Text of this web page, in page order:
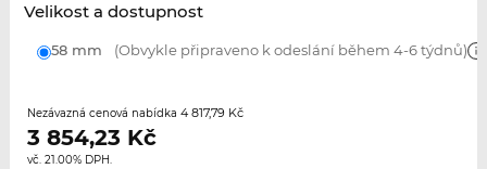
Velikost a dostupnost
58 mm (Obvykle připraveno k odeslání během 4-6 týdnů)
Nezávazná cenová nabídka 4 817,79 Kč
3 854,23 Kč
vč. 21.00% DPH.